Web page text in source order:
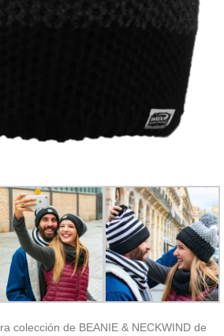
colección de BEANIE & NECKWIND de